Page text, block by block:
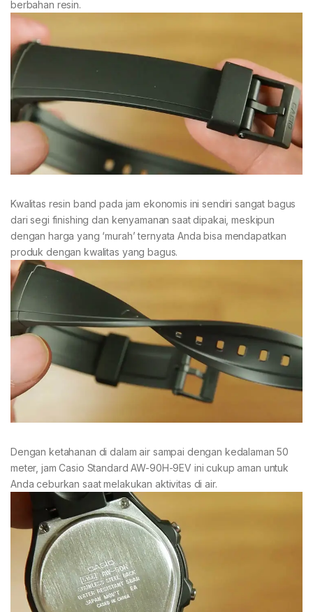
berbahan resin.
Kwalitas resin band pada jam ekonomis ini sendiri sangat bagus
dari segi finishing dan kenyamanan saat dipakai, meskipun
dengan harga yang ‘murah’ ternyata Anda bisa mendapatkan
produk dengan kwalitas yang bagus.
Dengan ketahanan di dalam air sampai dengan kedalaman 50
meter, jam Casio Standard AW-90H-9EV ini cukup aman untuk
Anda ceburkan saat melakukan aktivitas di air.